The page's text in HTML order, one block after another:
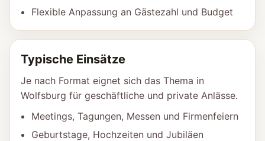
Flexible Anpassung an Gästezahl und Budget
Typische Einsätze
Je nach Format eignet sich das Thema in
Wolfsburg für geschäftliche und private Anlässe.
Meetings, Tagungen, Messen und Firmenfeiern
Geburtstage, Hochzeiten und Jubiläen